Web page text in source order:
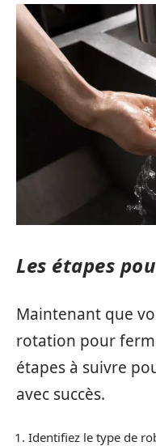
Les étapes
Maintenant que
rotation pour
étapes à suivre
avec succès.
Identifiez le type de